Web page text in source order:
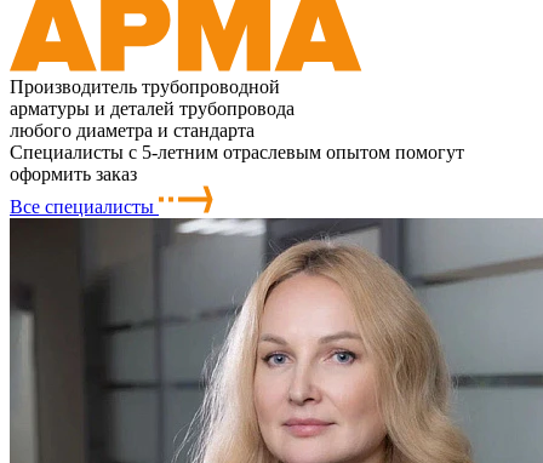
Производитель трубопроводной
арматуры и деталей трубопровода
любого диаметра и стандарта
Специалисты с 5-летним отраслевым опытом помогут
оформить заказ
Все специалисты